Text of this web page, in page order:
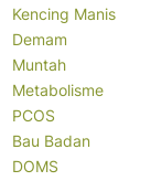
Kencing Manis
Demam
Muntah
Metabolisme
PCOS
Bau Badan
DOMS